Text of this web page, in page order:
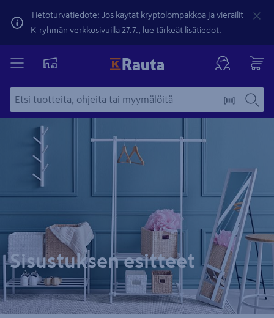
Tietoturvatiedote: Jos käytät kryptolompakkoa ja vierailit
K-ryhmän verkkosivuilla 27.7., lue tärkeät lisätiedot.
Sisustuksen esitteet